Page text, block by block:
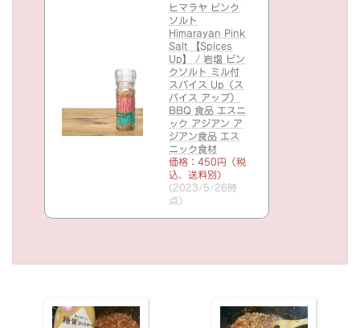
ヒマラヤ ピンク
ソルト
Himarayan Pink
Salt 【Spices
Up】 / 岩塩 ピン
クソルト ミル付
スパイス Up（ス
パイス アップ）
BBQ 食品 エスニ
ック アジアン ア
ジアン食品 エス
ニック食材
価格：450円（税
込、送料別)
(2023/5/26時
点)